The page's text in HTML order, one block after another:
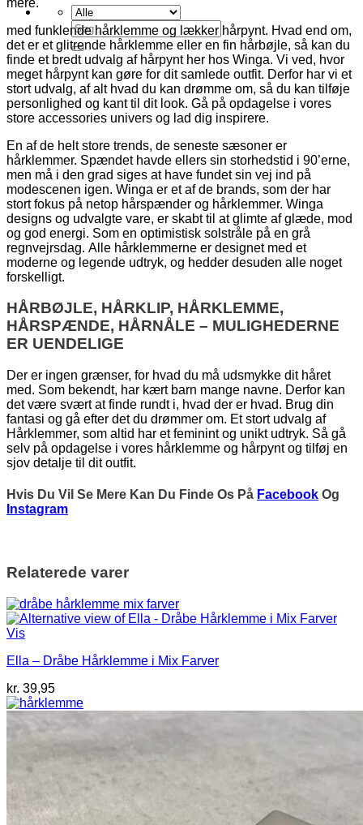
Søg
efter:
med funklende hårklemme og lækker hårpynt. Hvad end om,
det er et glitrende hårklemme eller en fin hårbøjle, så kan du
finde et bredt udvalg af hårpynt her hos Winga. Vi ved, hvor
meget hårpynt kan gøre for dit samlede outfit. Derfor har vi et
stort udvalg, af alt hvad du kan drømme om, så du kan tilføje
personlighed og kant til dit look. Gå på opdagelse i vores
store accessories univers og lad dig inspirere.
En af de helt store trends, de seneste sæsoner er
hårklemmer. Spændet havde ellers sin storhedstid i 90’erne,
men må i den grad siges at have fundet sin vej ind på
modescenen igen. Winga er et af de brands, som der har
stort fokus på netop hårspænder og hårklemmer. Winga
designs og udvalgte vare, er skabt til at glimte af glæde, mod
og god energi. Som en optimistisk solstråle på en grå
regnvejrsdag. Alle hårklemmerne er designet med et
moderne og legende udtryk, og hedder desuden alle noget
forskelligt.
HÅRBØJLE, HÅRKLIP, HÅRKLEMME,
HÅRSPÆNDE, HÅRNÅLE – MULIGHEDERNE
ER UENDELIGE
Der er ingen grænser, for hvad du må udsmykke dit håret
med. Som bekendt, har kært barn mange navne. Derfor kan
det være svært at finde rundt i, hvad der er hvad. Brug din
fantasi og gå efter det du drømmer om. Et stort udvalg af
Hårklemmer, som altid har et feminint og unikt udtryk. Så gå
selv på opdagelse i vores hårklemme og hårpynt og tilføj en
sjov detalje til dit outfit.
Hvis Du Vil Se Mere Kan Du Finde Os På Facebook Og
Instagram
Relaterede varer
Vis
Ella – Dråbe Hårklemme i Mix Farver
kr. 39,95